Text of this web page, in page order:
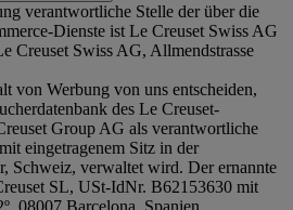
verantwortliche Stelle der über die
Dienste ist Le Creuset Swiss AG
Creuset Swiss AG, Allmendstrasse
von Werbung von uns entscheiden,
des Le Creuset-
Group AG als verantwortliche
eingetragenem Sitz in der
Schweiz, verwaltet wird. Der ernannte
SL, USt-IdNr. B62153630 mit
08007 Barcelona, Spanien.